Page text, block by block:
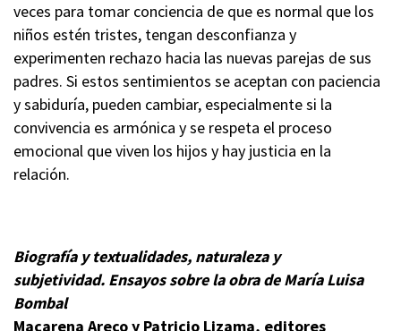
veces para tomar conciencia de que es normal que los
niños estén tristes, tengan desconfianza y
experimenten rechazo hacia las nuevas parejas de sus
padres. Si estos sentimientos se aceptan con paciencia
y sabiduría, pueden cambiar, especialmente si la
convivencia es armónica y se respeta el proceso
emocional que viven los hijos y hay justicia en la
relación.
Biografía y textualidades, naturaleza y
subjetividad. Ensayos sobre la obra de María Luisa
Bombal
Macarena Areco y Patricio Lizama, editores